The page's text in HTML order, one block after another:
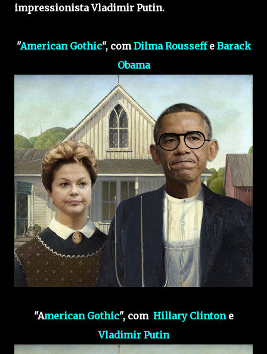
impressionista Vladimir Putin.
"American Gothic", comDilma Rousseffe Barack
Obama
"American Gothic", com Hillary Clintone
Vladimir Putin